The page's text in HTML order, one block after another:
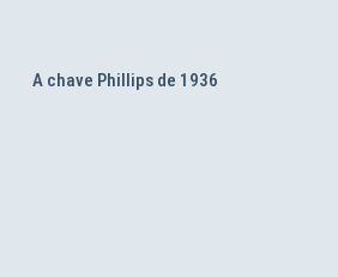
A chave Phillips de 1936